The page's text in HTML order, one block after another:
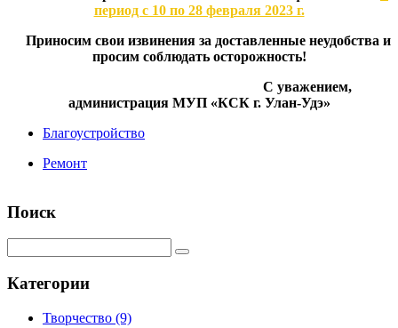
период с 10 по 28 февраля 2023 г.
Приносим свои извинения за доставленные неудобства и
просим соблюдать осторожность!
С уважением,
администрация МУП «КСК г. Улан-Удэ»
Благоустройство
Ремонт
Поиск
Категории
Творчество (9)